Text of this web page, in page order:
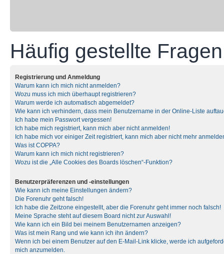
Häufig gestellte Fragen
Registrierung und Anmeldung
Warum kann ich mich nicht anmelden?
Wozu muss ich mich überhaupt registrieren?
Warum werde ich automatisch abgemeldet?
Wie kann ich verhindern, dass mein Benutzername in der Online-Liste
Ich habe mein Passwort vergessen!
Ich habe mich registriert, kann mich aber nicht anmelden!
Ich habe mich vor einiger Zeit registriert, kann mich aber nicht mehr
Was ist COPPA?
Warum kann ich mich nicht registrieren?
Wozu ist die „Alle Cookies des Boards löschen“-Funktion?
Benutzerpräferenzen und -einstellungen
Wie kann ich meine Einstellungen ändern?
Die Forenuhr geht falsch!
Ich habe die Zeitzone eingestellt, aber die Forenuhr geht immer noch falsch!
Meine Sprache steht auf diesem Board nicht zur Auswahl!
Wie kann ich ein Bild bei meinem Benutzernamen anzeigen?
Was ist mein Rang und wie kann ich ihn ändern?
Wenn ich bei einem Benutzer auf den E-Mail-Link klicke, werde ich
mich anzumelden.